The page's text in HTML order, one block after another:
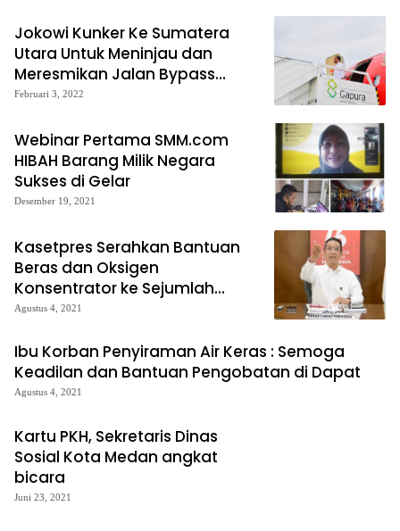
Jokowi Kunker Ke Sumatera
Utara Untuk Meninjau dan
Meresmikan Jalan Bypass
Balige
Februari 3, 2022
Webinar Pertama SMM.com
HIBAH Barang Milik Negara
Sukses di Gelar
Desember 19, 2021
Kasetpres Serahkan Bantuan
Beras dan Oksigen
Konsentrator ke Sejumlah
Provinsi
Agustus 4, 2021
Ibu Korban Penyiraman Air Keras : Semoga
Keadilan dan Bantuan Pengobatan di Dapat
Agustus 4, 2021
Kartu PKH, Sekretaris Dinas
Sosial Kota Medan angkat
bicara
Juni 23, 2021